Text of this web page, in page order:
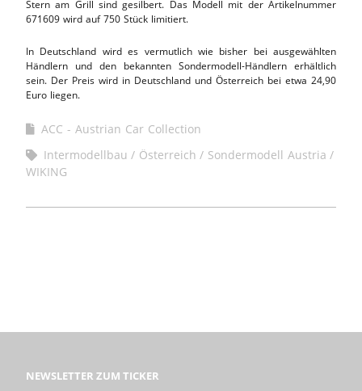
Stern am Grill sind gesilbert. Das Modell mit der Artikelnummer
671609 wird auf 750 Stück limitiert.
In Deutschland wird es vermutlich wie bisher bei ausgewählten
Händlern und den bekannten Sondermodell-Händlern erhältlich
sein. Der Preis wird in Deutschland und Österreich bei etwa 24,90
Euro liegen.
ACC - Austrian Car Collection
Intermodellbau
Österreich
Sondermodell Austria
WIKING
NEWSLETTER ZUM TICKER